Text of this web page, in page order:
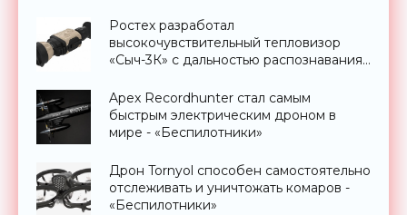
Ростех разработал
высокочувствительный тепловизор
«Сыч-3К» с дальностью распознавания
Apex Recordhunter стал самым
быстрым электрическим дроном в
мире - «Беспилотники»
Дрон Tornyol способен самостоятельно
отслеживать и уничтожать комаров -
«Беспилотники»